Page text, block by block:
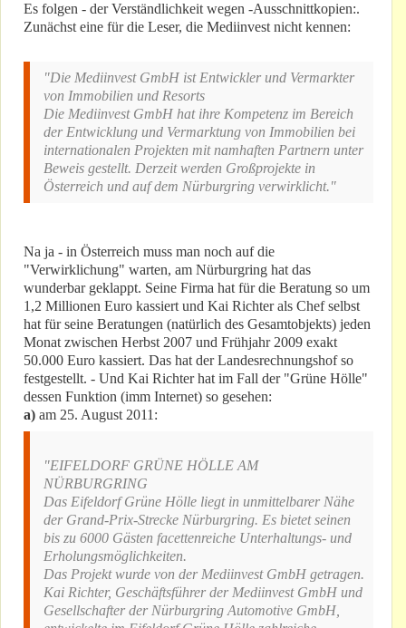
Es folgen - der Verständlichkeit wegen -Ausschnittkopien:.
Zunächst eine für die Leser, die Mediinvest nicht kennen:
"Die Mediinvest GmbH ist Entwickler und Vermarkter
von Immobilien und Resorts
Die Mediinvest GmbH hat ihre Kompetenz im Bereich
der Entwicklung und Vermarktung von Immobilien bei
internationalen Projekten mit namhaften Partnern unter
Beweis gestellt. Derzeit werden Großprojekte in
Österreich und auf dem Nürburgring verwirklicht."
Na ja - in Österreich muss man noch auf die
"Verwirklichung" warten, am Nürburgring hat das
wunderbar geklappt. Seine Firma hat für die Beratung so um
1,2 Millionen Euro kassiert und Kai Richter als Chef selbst
hat für seine Beratungen (natürlich des Gesamtobjekts) jeden
Monat zwischen Herbst 2007 und Frühjahr 2009 exakt
50.000 Euro kassiert. Das hat der Landesrechnungshof so
festgestellt. - Und Kai Richter hat im Fall der "Grüne Hölle"
dessen Funktion (imm Internet) so gesehen:
a) am 25. August 2011:
"EIFELDORF GRÜNE HÖLLE AM
NÜRBURGRING
Das Eifeldorf Grüne Hölle liegt in unmittelbarer Nähe
der Grand-Prix-Strecke Nürburgring. Es bietet seinen
bis zu 6000 Gästen facettenreiche Unterhaltungs- und
Erholungsmöglichkeiten.
Das Projekt wurde von der Mediinvest GmbH getragen.
Kai Richter, Geschäftsführer der Mediinvest GmbH und
Gesellschafter der Nürburgring Automotive GmbH,